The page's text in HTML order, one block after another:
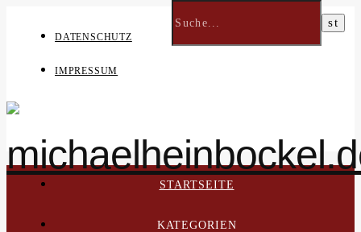
DATENSCHUTZ
IMPRESSUM
STARTSEITE
KATEGORIEN